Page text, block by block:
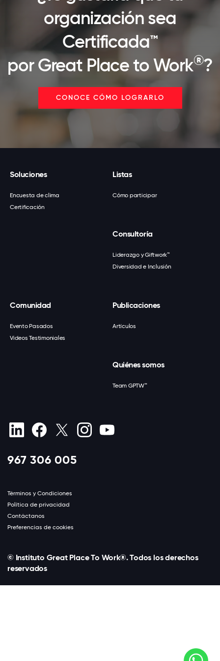
organización sea
Certificada™
por Great Place to Work®?
CONOCE CÓMO LOGRARLO
Soluciones
Encuesta de clima
Certificación
Listas
Cómo participar
Consultoría
Liderazgo y Giftwork™
Diversidad e Inclusión
Comunidad
Evento Pasados
Videos Testimoniales
Publicaciones
Artículos
Quiénes somos
Team GPTW™
967 306 005
Términos y Condiciones
Política de privacidad
Contáctanos
Preferencias de cookies
© Instituto Great Place To Work®. Todos los derechos
reservados